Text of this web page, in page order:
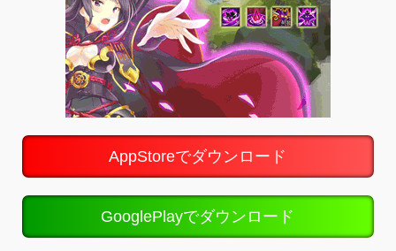
AppStoreでダウンロード
GooglePlayでダウンロード